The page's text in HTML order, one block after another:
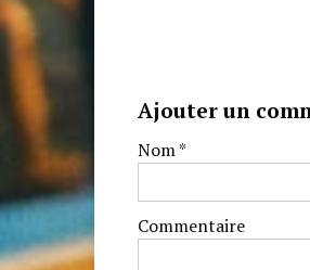
Ajouter un
Nom*
Commentaire